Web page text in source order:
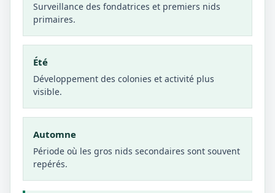
Surveillance des fondatrices et premiers nids
primaires.
Été
Développement des colonies et activité plus
visible.
Automne
Période où les gros nids secondaires sont souvent
repérés.